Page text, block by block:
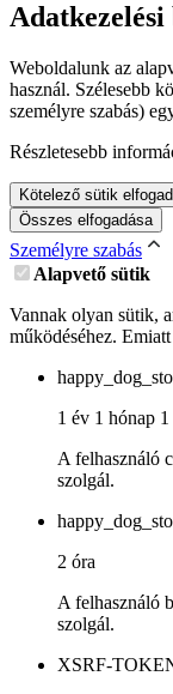
Weboldalunk az
használ. Szélesebb
személyre szabás)
Részletesebb
Kötelező sütik
Összes elfogadása
Személyre szabás
Alapvető sütik
Vannak olyan sütik,
működéséhez.
1 év 1 hónap 1
A felhasználó
szolgál.
2 óra
A felhasználó
szolgál.
XSRF-